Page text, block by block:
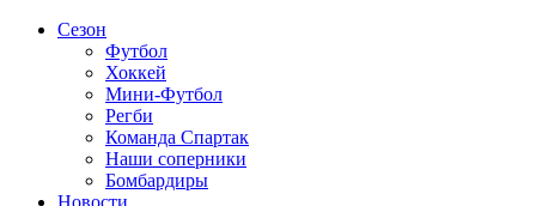
Сезон
Футбол
Хоккей
Мини-Футбол
Регби
Команда Спартак
Наши соперники
Бомбардиры
Новости